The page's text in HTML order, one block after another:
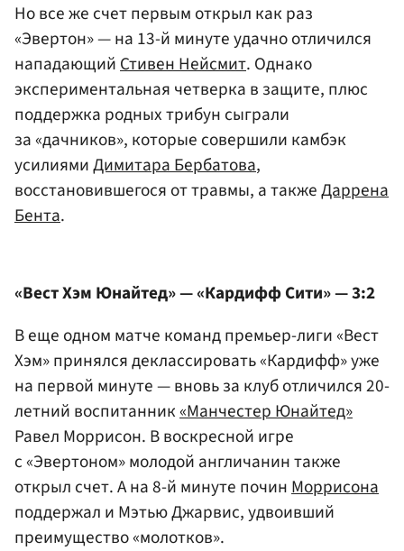
Но все же счет первым открыл как раз
«Эвертон» — на 13-й минуте удачно отличился
нападающийСтивен Нейсмит. Однако
экспериментальная четверка в защите, плюс
поддержка родных трибун сыграли
за «дачников», которые совершили камбэк
усилиямиДимитара Бербатова,
восстановившегося от травмы, а такжеДаррена
Бента.
«Вест Хэм Юнайтед» — «Кардифф Сити» — 3:2
В еще одном матче команд премьер-лиги «Вест
Хэм» принялся деклассировать «Кардифф» уже
на первой минуте — вновь за клуб отличился 20-
летний воспитанник«Манчестер Юнайтед»
Равел Моррисон. В воскресной игре
с «Эвертоном» молодой англичанин также
открыл счет. А на 8-й минуте починМоррисона
поддержал и Мэтью Джарвис, удвоивший
преимущество «молотков».